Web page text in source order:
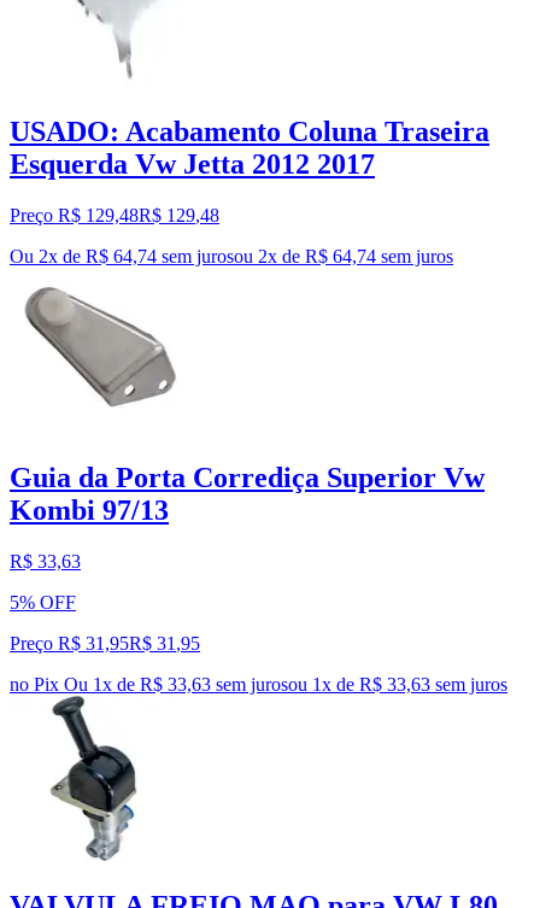
USADO: Acabamento Coluna Traseira
Esquerda Vw Jetta 2012 2017
Preço R$ 129,48R$ 129,48
Ou 2x de R$ 64,74 sem jurosou 2x de R$ 64,74 sem juros
Guia da Porta Corrediça Superior Vw
Kombi 97/13
R$ 33,63
5% OFF
Preço R$ 31,95R$ 31 ,95
no Pix Ou 1x de R$ 33,63 sem jurosou 1x de R$ 33,63 sem juros